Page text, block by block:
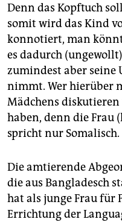
Denn das Kopftuch
somit wird das Kind
konnotiert, man
es dadurch
zumindest aber seine
nimmt. Wer hierüber
Mädchens diskutieren
haben, denn die Frau
spricht nur Somalisch.
Die amtierende
die aus Bangladesch
hat als junge Frau für
Errichtung der